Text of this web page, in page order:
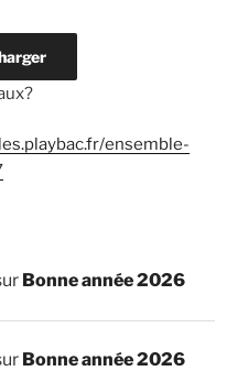
ensemble-
Bonne année 2026
Bonne année 2026